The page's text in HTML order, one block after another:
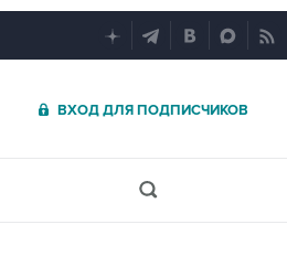
ВХОД ДЛЯ ПОДПИСЧИКОВ